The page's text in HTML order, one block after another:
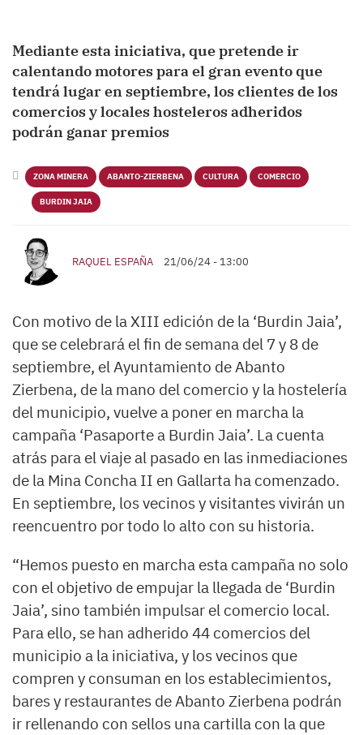
Mediante esta iniciativa, que pretende ir
calentando motores para el gran evento que
tendrá lugar en septiembre, los clientes de los
comercios y locales hosteleros adheridos
podrán ganar premios
ZONA MINERA ABANTO-ZIERBENA CULTURA COMERCIO
BURDIN JAIA
RAQUEL ESPAÑA 21/06/24 - 13:00
Con motivo de la XIII edición de la ‘Burdin Jaia’,
que se celebrará el fin de semana del 7 y 8 de
septiembre, el Ayuntamiento de Abanto
Zierbena, de la mano del comercio y la hostelería
del municipio, vuelve a poner en marcha la
campaña ‘Pasaporte a Burdin Jaia’. La cuenta
atrás para el viaje al pasado en las inmediaciones
de la Mina Concha II en Gallarta ha comenzado.
En septiembre, los vecinos y visitantes vivirán un
reencuentro por todo lo alto con su historia.
“Hemos puesto en marcha esta campaña no solo
con el objetivo de empujar la llegada de ‘Burdin
Jaia’, sino también impulsar el comercio local.
Para ello, se han adherido 44 comercios del
municipio a la iniciativa, y los vecinos que
compren y consuman en los establecimientos,
bares y restaurantes de Abanto Zierbena podrán
ir rellenando con sellos una cartilla con la que